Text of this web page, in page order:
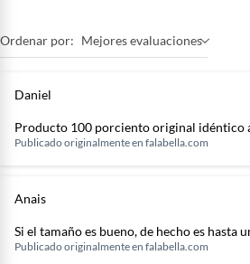
Ordenar por: Mejores evaluaciones
Daniel
Producto 100 porciento original idéntico
Publicado originalmente en falabella.com
Anais
Si el tamaño es bueno, de hecho es hasta
Publicado originalmente en falabella.com